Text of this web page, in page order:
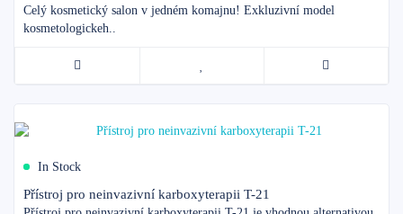
Celý kosmetický salon v jedném komajnu! Exkluzivní model
kosmetologickeh..
In Stock
Přístroj pro neinvazivní karboxyterapii T-21